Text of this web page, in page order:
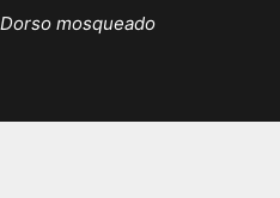
Dorso mosqueado